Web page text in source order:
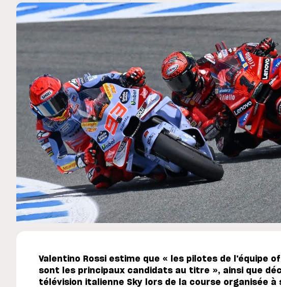
club spécial dans
MOTO GP
Silverstone : Horaires et Programme du GP
Valentino Rossi estime que « les pilotes de l'équipe
sont les principaux candidats au titre », ainsi que
télévision italienne Sky lors de la course organisée à